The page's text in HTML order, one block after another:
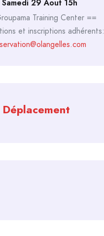
Samedi 29 Aout 15h
Training Center ==
et inscriptions adhérents: